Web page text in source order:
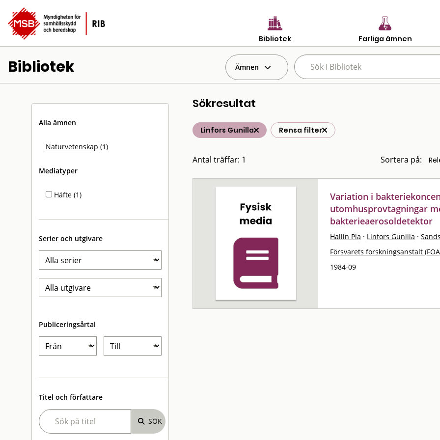
Bibliotek Farliga ämnen
Bibliotek Ämnen
Alla ämnen
Naturvetenskap (1)
Mediatyper
Häfte (1)
Serier och utgivare
Publiceringsårtal
Titel och författare
Sökresultat
Linfors Gunilla Rensa filter
Antal träffar: 1 Sortera på:
Variation i
utomhusprovtagningar
bakterieaerosoldetektor
Hallin Pia · Linfors Gunilla ·
Försvarets forskningsanstalt
1984-09